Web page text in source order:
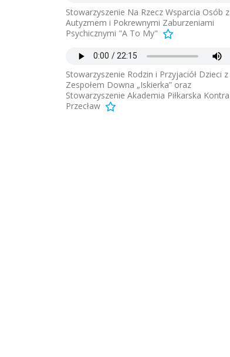
Stowarzyszenie Na Rzecz Wsparcia Osób z
Autyzmem i Pokrewnymi Zaburzeniami
Psychicznymi "A To My"
Stowarzyszenie Rodzin i Przyjaciół Dzieci z
Zespołem Downa „Iskierka” oraz
Stowarzyszenie Akademia Piłkarska Kontra
Przecław